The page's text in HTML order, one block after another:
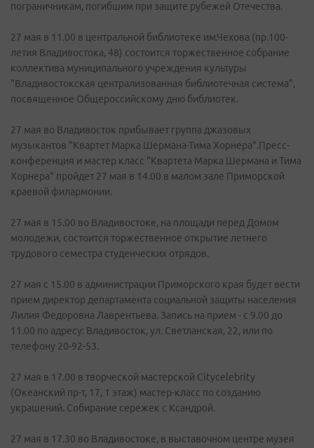
пограничникам, погибшим при защите рубежей Отечества.
27 мая в 11.00 в центральной библиотеке им.Чехова (пр.100-
летия Владивостока, 48) состоится торжественное собрание
коллектива муниципального учреждения культуры
"Владивостокская централизованная библиотечная система",
посвященное Общероссийскому дню библиотек.
27 мая во Владивосток прибывает группа джазовых
музыкантов "Квартет Марка Шермана-Тима Хорнера".Пресс-
конференция и мастер класс "Квартета Марка Шермана и Тима
Хорнера" пройдет 27 мая в 14.00 в малом зале Приморской
краевой филармонии.
27 мая в 15.00 во Владивостоке, на площади перед Домом
молодежи, состоится торжественное открытие летнего
трудового семестра студенческих отрядов.
27 мая с 15.00 в администрации Приморского края будет вести
прием директор департамента социальной защиты населения
Лилия Федоровна Лаврентьева. Запись на прием - с 9.00 до
11.00 по адресу: Владивосток, ул. Светланская, 22, или по
телефону 20-92-53.
27 мая в 17.00 в творческой мастерской Citycelebrity
(Океанский пр-т, 17, 1 этаж) мастер-класс по созданию
украшений. Собирание сережек с Ксандрой.
27 мая в 17.30 во Владивостоке, в выставочном центре музея